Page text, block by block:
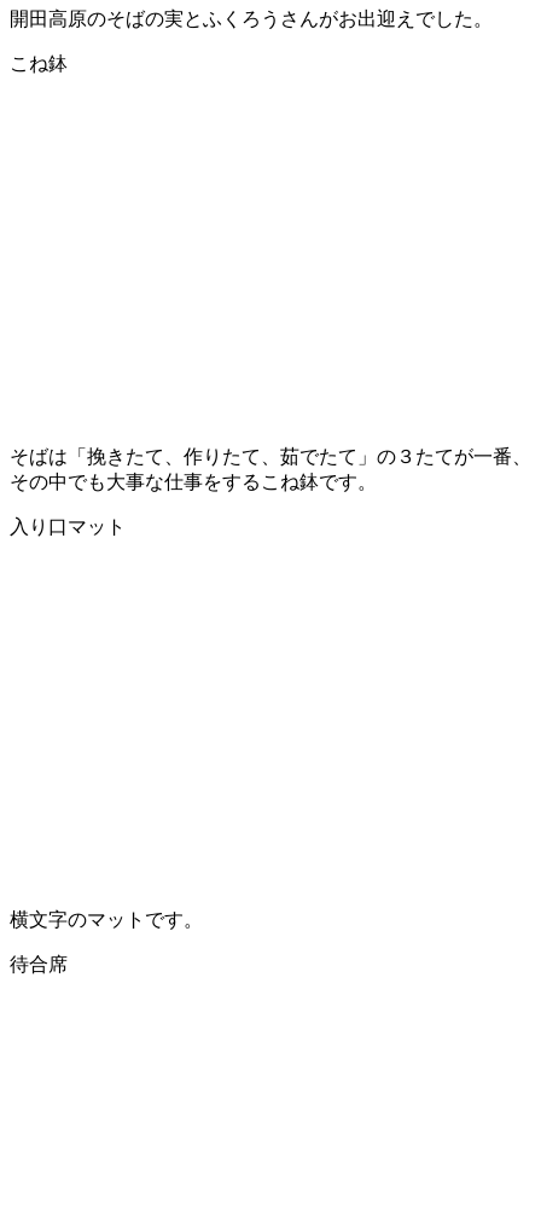
開田高原のそばの実とふくろうさんがお出迎えでした。
こね鉢
そばは「挽きたて、作りたて、茹でたて」の３たてが一番、
その中でも大事な仕事をするこね鉢です。
入り口マット
横文字のマットです。
待合席